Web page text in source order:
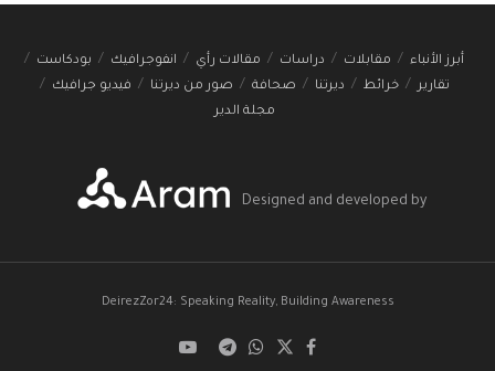
أبرز الأنباء مقابلات دراسات مقالات رأي انفوجرافيك
بودكاست
تقارير
خرائط ديرتنا صحافة صور من ديرتنا
فيديو جرافيك
مجلة الدير
Designed and developed by
DeirezZor24: Speaking Reality, Building Awareness